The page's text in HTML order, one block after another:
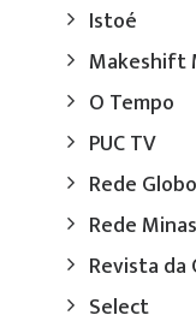
Istoé
Makeshift
O Tempo
PUC TV
Rede Globo
Rede Minas
Revista da
Select